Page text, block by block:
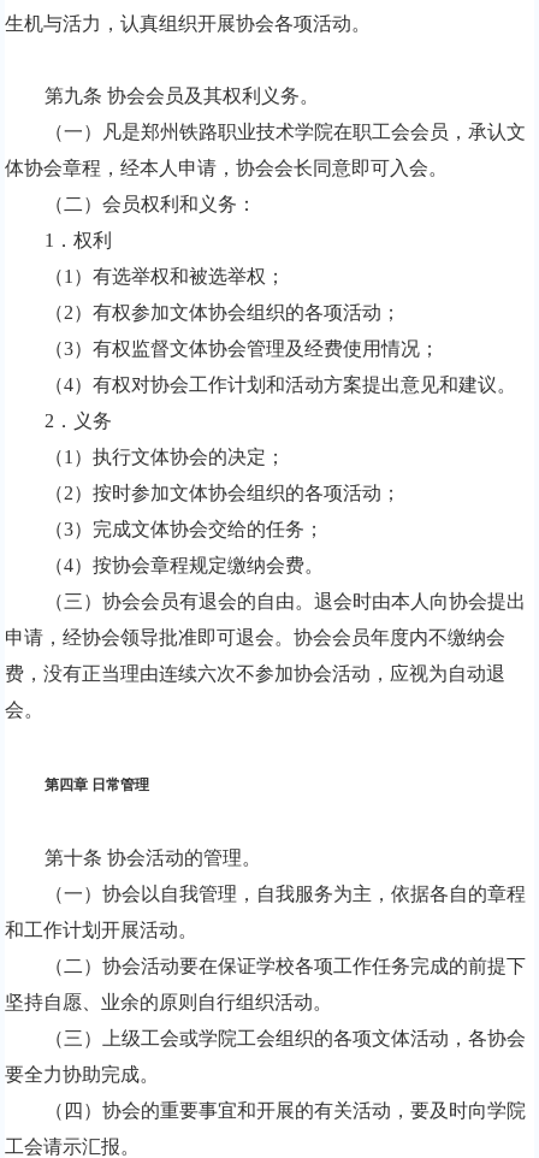
生机与活力，认真组织开展协会各项活动。
第九条 协会会员及其权利义务。
（一）凡是郑州铁路职业技术学院在职工会会员，承认文
体协会章程，经本人申请，协会会长同意即可入会。
（二）会员权利和义务：
1 ．权利
（1 ）有选举权和被选举权；
（2）有权参加文体协会组织的各项活动；
（3）有权监督文体协会管理及经费使用情况；
（4）有权对协会工作计划和活动方案提出意见和建议。
2 ．义务
（1 ）执行文体协会的决定；
（2）按时参加文体协会组织的各项活动；
（3）完成文体协会交给的任务；
（4）按协会章程规定缴纳会费。
（三）协会会员有退会的自由。退会时由本人向协会提出
申请，经协会领导批准即可退会。协会会员年度内不缴纳会
费，没有正当理由连续六次不参加协会活动，应视为自动退
会。
第四章 日常管理
第十条 协会活动的管理。
（一）协会以自我管理，自我服务为主，依据各自的章程
和工作计划开展活动。
（二）协会活动要在保证学校各项工作任务完成的前提下
坚持自愿、业余的原则自行组织活动。
（三）上级工会或学院工会组织的各项文体活动，各协会
要全力协助完成。
（四）协会的重要事宜和开展的有关活动，要及时向学院
工会请示汇报。